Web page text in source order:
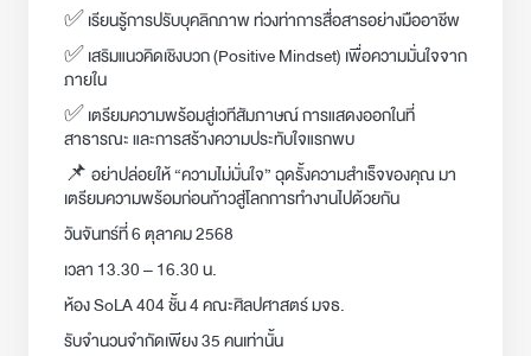
✅ เรียนรู้การปรับบุคลิกภาพ ท่วงท่าการสื่อสารอย่างมืออาชีพ
✅ เสริมแนวคิดเชิงบวก (Positive Mindset) เพื่อความมั่นใจจาก
ภายใน
✅ เตรียมความพร้อมสู่เวทีสัมภาษณ์ การแสดงออกในที่
สาธารณะ และการสร้างความประทับใจแรกพบ
📌 อย่าปล่อยให้ “ความไม่มั่นใจ” ฉุดรั้งความสำเร็จของคุณ มา
เตรียมความพร้อมก่อนก้าวสู่โลกการทำงานไปด้วยกัน
วันจันทร์ที่ 6 ตุลาคม 2568
เวลา 13.30 – 16.30 น.
ห้อง SoLA 404 ชั้น 4 คณะศิลปศาสตร์ มจธ.
รับจำนวนจำกัดเพียง 35 คนเท่านั้น